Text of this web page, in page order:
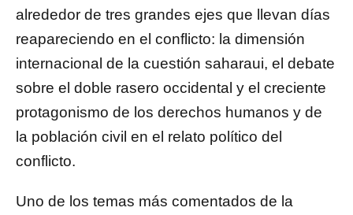
alrededor de tres grandes ejes que llevan días
reapareciendo en el conflicto: la dimensión
internacional de la cuestión saharaui, el debate
sobre el doble rasero occidental y el creciente
protagonismo de los derechos humanos y de
la población civil en el relato político del
conflicto.
Uno de los temas más comentados de la